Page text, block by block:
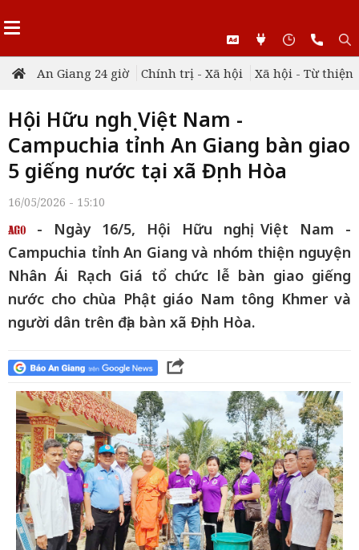
An Giang 24 giờ Chính trị - Xã hội Xã hội - Từ thiện
Hội Hữu nghị Việt Nam -
Campuchia tỉnh An Giang bàn giao
5 giếng nước tại xã Định Hòa
16/05/2026 - 15:10
- Ngày 16/5, Hội Hữu nghị Việt Nam -
Campuchia tỉnh An Giang và nhóm thiện nguyện
Nhân Ái Rạch Giá tổ chức lễ bàn giao giếng
nước cho chùa Phật giáo Nam tông Khmer và
người dân trên địa bàn xã Định Hòa.